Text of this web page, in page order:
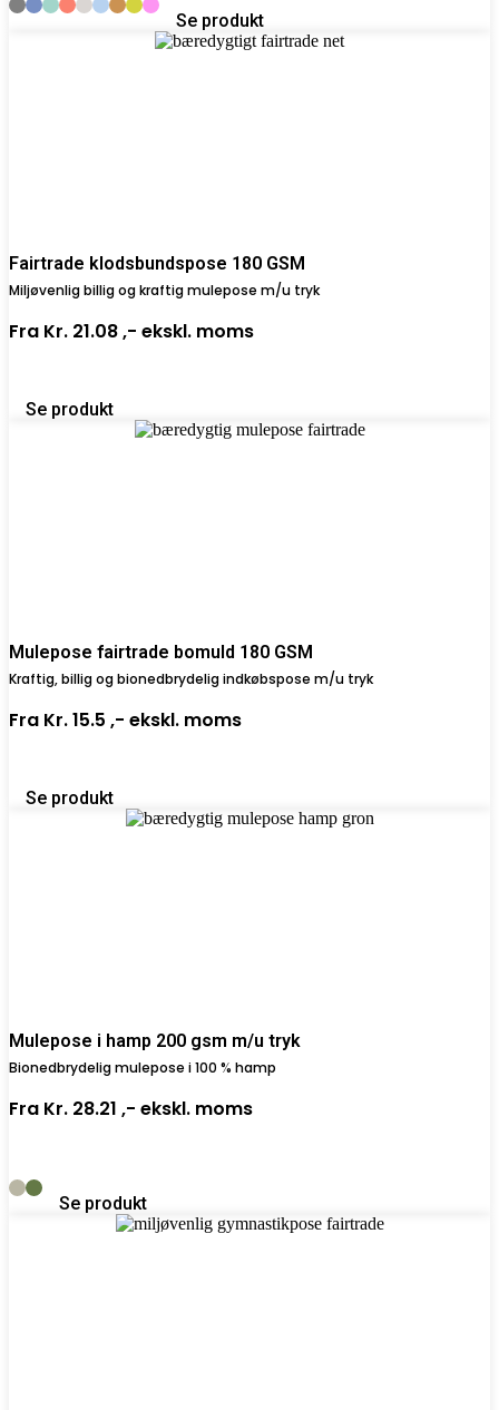
Se produkt
Fairtrade klodsbundspose 180 GSM
Miljøvenlig billig og kraftig mulepose m/u tryk
Fra Kr. 21.08 ,- ekskl. moms
Se produkt
Mulepose fairtrade bomuld 180 GSM
Kraftig, billig og bionedbrydelig indkøbspose m/u tryk
Fra Kr. 15.5 ,- ekskl. moms
Se produkt
Mulepose i hamp 200 gsm m/u tryk
Bionedbrydelig mulepose i 100 % hamp
Fra Kr. 28.21 ,- ekskl. moms
Se produkt